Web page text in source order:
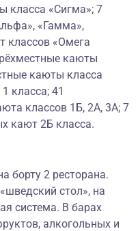
класса «Сигма»; 7
«Гамма»,
классов «Омега
каюты
каюты класса
класса; 41
классов 1Б, 2А, 3А; 7
кают 2Б класса.
борту 2 ресторана.
стол», на
система. В барах
алкогольных и